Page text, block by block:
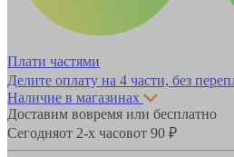
Плати частями
Делите оплату на 4 части, без
Наличие в магазинах
Доставим вовремя или бесплатно
Сегодняот 2-х часовот 90 ₽